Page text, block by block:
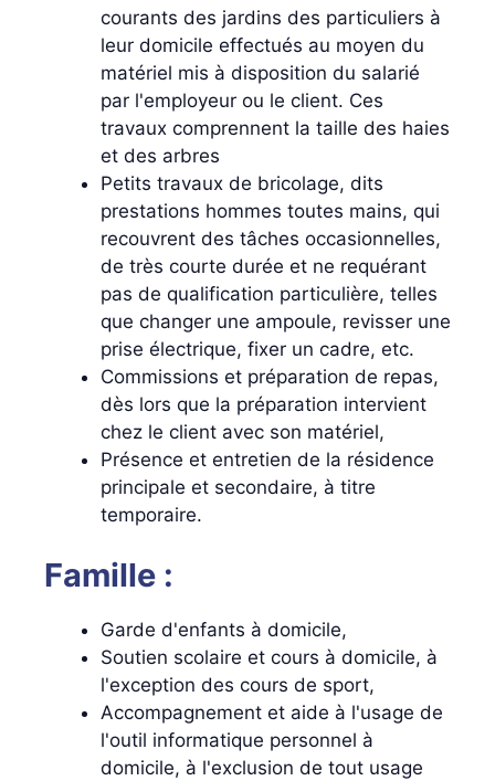
courants des jardins des particuliers à
leur domicile effectués au moyen du
matériel mis à disposition du salarié
par l'employeur ou le client. Ces
travaux comprennent la taille des haies
et des arbres
Petits travaux de bricolage, dits
prestations hommes toutes mains, qui
recouvrent des tâches occasionnelles,
de très courte durée et ne requérant
pas de qualification particulière, telles
que changer une ampoule, revisser une
prise électrique, fixer un cadre, etc.
Commissions et préparation de repas,
dès lors que la préparation intervient
chez le client avec son matériel,
Présence et entretien de la résidence
principale et secondaire, à titre
temporaire.
Famille :
Garde d'enfants à domicile,
Soutien scolaire et cours à domicile, à
l'exception des cours de sport,
Accompagnement et aide à l'usage de
l'outil informatique personnel à
domicile, à l'exclusion de tout usage